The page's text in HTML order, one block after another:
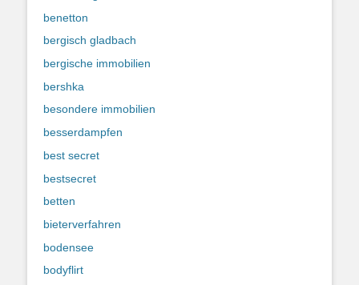
benetton
bergisch gladbach
bergische immobilien
bershka
besondere immobilien
besserdampfen
best secret
bestsecret
betten
bieterverfahren
bodensee
bodyflirt